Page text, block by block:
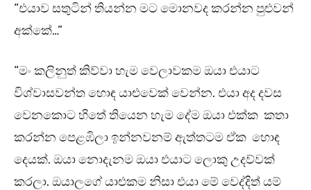
“එයාව සතුටින් තියන්න මට මොනවද කරන්න පුළුවන්
අක්කේ…”
“මං කලිනුත් කිව්වා හැම වෙලාවකම ඔයා එයාට
විශ්වාසවන්ත හොඳ යාළුවෙක් වෙන්න. එයා අද දවස
වෙනකොට හිතේ තියෙන හැම දේම ඔයා එක්ක කතා
කරන්න පෙළඹිලා ඉන්නවනම් ඇත්තටම ඒක හොඳ
දෙයක්. ඔයා නොදැනම ඔයා එයාට ලොකු උදව්වක්
කරලා. ඔයාලගේ යාළුකම නිසා එයා මේ වෙද්දිත් යම්